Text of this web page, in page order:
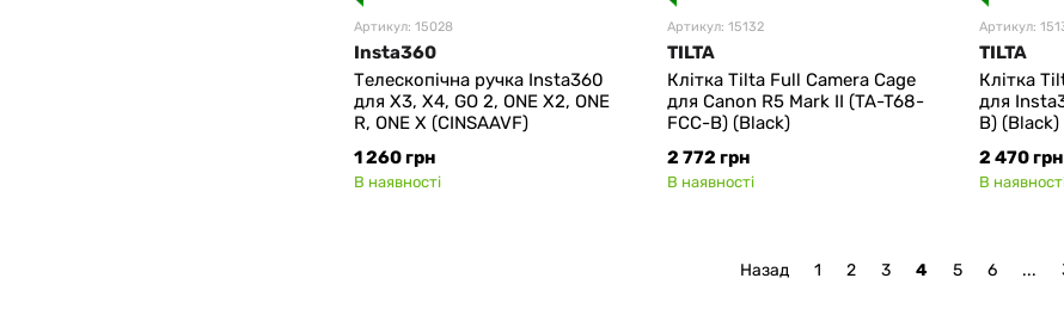
Артикул: 15028
Insta360
Телескопічна ручка Insta360
для X3, X4, GO 2, ONE X2, ONE
R, ONE X (CINSAAVF)
1 260 грн
В наявності
Артикул: 15132
TILTA
Клітка Tilta Full Camera Cage
для Canon R5 Mark II (TA-T68-
FCC-B) (Black)
2 772 грн
В наявності
Артикул:
TILTA
Клітка
для
B) (Black)
2 470 грн
В
Назад 1 2 3 4 5 6 ...